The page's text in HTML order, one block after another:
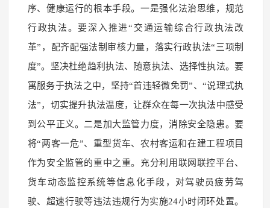
序、健康运行的根本手段。一是强化法治思维，规范
行政执法。要深入推进“交通运输综合行政执法改
革”，配齐配强法制审核力量，落实行政执法“三项制
度”。坚决杜绝趋利执法、随意执法、选择性执法。要
寓服务于执法之中，坚持“首违轻微免罚”、“说理式执
法”，切实提升执法温度，让群众在每一次执法中感受
到公平正义。二是加大监管力度，消除安全隐患。要
将“两客一危”、重型货车、农村客运和在建工程项目
作为安全监管的重中之重。充分利用联网联控平台、
货车动态监控系统等信息化手段，对驾驶员疲劳驾
驶、超速行驶等违法违规行为实施24小时闭环处置。